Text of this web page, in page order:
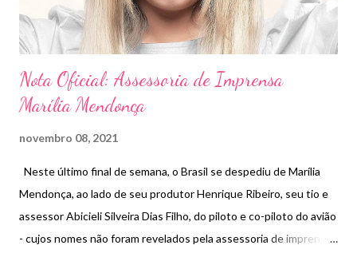
cantaremos”...
Nota Oficial: Assessoria de Imprensa
Marília Mendonça
novembro 08, 2021
Neste último final de semana, o Brasil se despediu de Marília
Mendonça, ao lado de seu produtor Henrique Ribeiro, seu tio e
assessor Abicieli Silveira Dias Filho, do piloto e co-piloto do avião
- cujos nomes não foram revelados pela assessoria de imprensa